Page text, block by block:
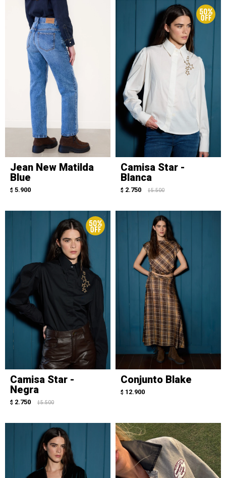
Jean New Matilda
Blue
$ 5.900
Camisa Star -
Blanca
$ 2.750 $ 5.500
Camisa Star -
Negra
$ 2.750 $ 5.500
Conjunto Blake
$ 12.900